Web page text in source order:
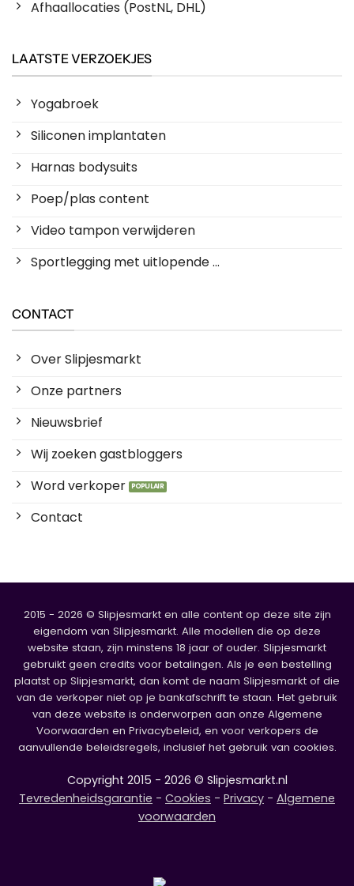
Afhaallocaties (PostNL, DHL)
LAATSTE VERZOEKJES
Yogabroek
Siliconen implantaten
Harnas bodysuits
Poep/plas content
Video tampon verwijderen
Sportlegging met uitlopende ...
CONTACT
Over Slipjesmarkt
Onze partners
Nieuwsbrief
Wij zoeken gastbloggers
Word verkoper
Contact
2015 - 2026 © Slipjesmarkt en alle content op deze site zijn
eigendom van Slipjesmarkt. Alle modellen die op deze
website staan, zijn minstens 18 jaar of ouder. Slipjesmarkt
gebruikt geen credits voor betalingen. Als je een bestelling
plaatst op Slipjesmarkt, dan komt de naam Slipjesmarkt of die
van de verkoper niet op je bankafschrift te staan. Het gebruik
van deze website is onderworpen aan onze Algemene
Voorwaarden en Privacybeleid, en voor verkopers de
aanvullende beleidsregels, inclusief het gebruik van cookies.
Copyright 2015 - 2026 © Slipjesmarkt.nl
Tevredenheidsgarantie - Cookies - Privacy - Algemene
voorwaarden